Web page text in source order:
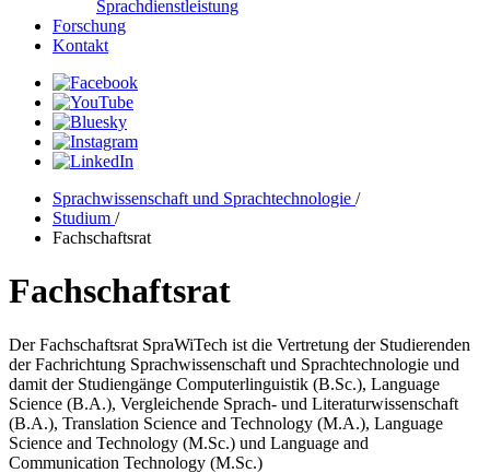
Sprachdienstleistung
Forschung
Kontakt
Sprachwissenschaft und Sprachtechnologie /
Studium /
Fachschaftsrat
Fachschaftsrat
Der Fachschaftsrat SpraWiTech ist die Vertretung der Studierenden
der Fachrichtung Sprachwissenschaft und Sprachtechnologie und
damit der Studiengänge Computerlinguistik (B.Sc.), Language
Science (B.A.), Vergleichende Sprach- und Literaturwissenschaft
(B.A.), Translation Science and Technology (M.A.), Language
Science and Technology (M.Sc.) und Language and
Communication Technology (M.Sc.)